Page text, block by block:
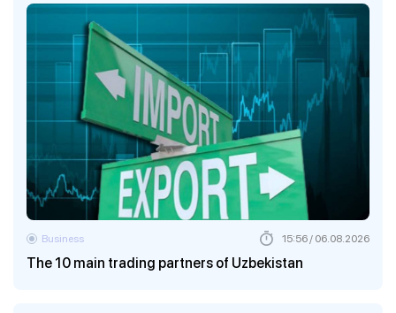
The 10 main trading partners of Uzbekistan
Business 15:56 / 06.08.2026